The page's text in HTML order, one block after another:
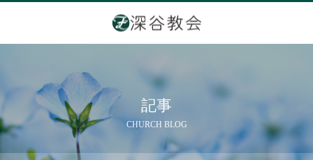
記事
CHURCH BLOG